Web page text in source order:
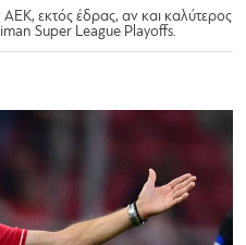
εκτός έδρας, αν και καλύτερος
Super League Playoffs.